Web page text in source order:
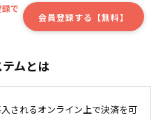
で
会員登録する【無料】
ムとは
されるオンライン上で決済を可